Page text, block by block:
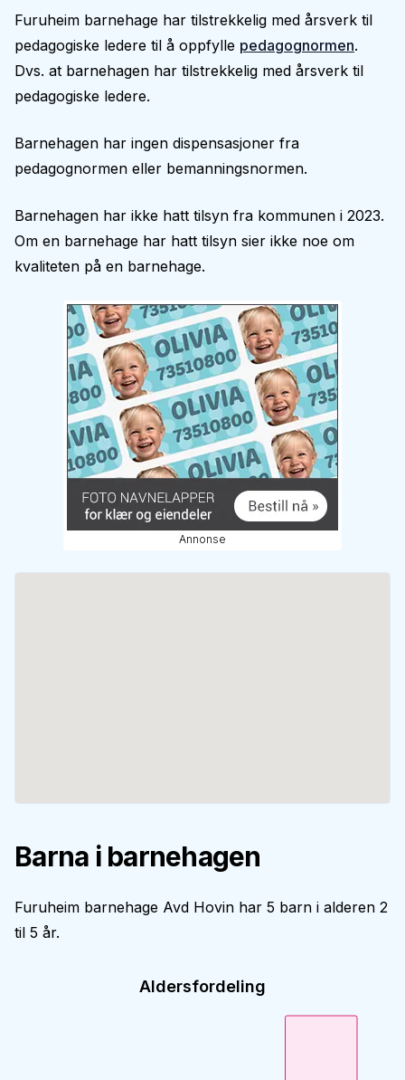
Furuheim barnehage har tilstrekkelig med årsverk til
pedagogiske ledere til å oppfylle pedagognormen.
Dvs. at barnehagen har tilstrekkelig med årsverk til
pedagogiske ledere.
Barnehagen har ingen dispensasjoner fra
pedagognormen eller bemanningsnormen.
Barnehagen har ikke hatt tilsyn fra kommunen i 2023.
Om en barnehage har hatt tilsyn sier ikke noe om
kvaliteten på en barnehage.
Annonse
Barna i barnehagen
Furuheim barnehage Avd Hovin har 5 barn i alderen 2
til 5 år.
Aldersfordeling